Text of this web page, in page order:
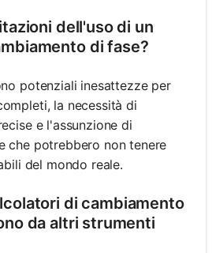
dell'uso di un
di fase?
potenziali inesattezze per
la necessità di
e l'assunzione di
che potrebbero non tenere
del mondo reale.
di cambiamento
da altri strumenti